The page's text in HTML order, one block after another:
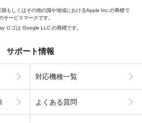
もしくはその他の国や地域におけるApple Inc.の商標で
ービスマークです。
ロゴは Google LLC の商標です。
サポート情報
対応機種一覧
よくある質問